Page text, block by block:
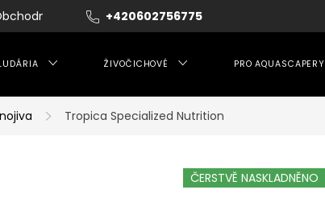
+420602756775
podmínky Moje objednávka
ŽIVOČICHOVÉ PRO AQUASCAPERY
Tropica Specialized Nutrition
ČERSTVĚ NASKLADNĚNO